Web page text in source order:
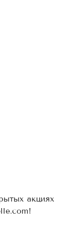
акциях